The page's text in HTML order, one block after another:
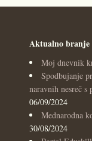
Aktualno branje
Moj dnevnik
Spodbujanje
naravnih nesreč
06/09/2024
Mednarodna
30/08/2024